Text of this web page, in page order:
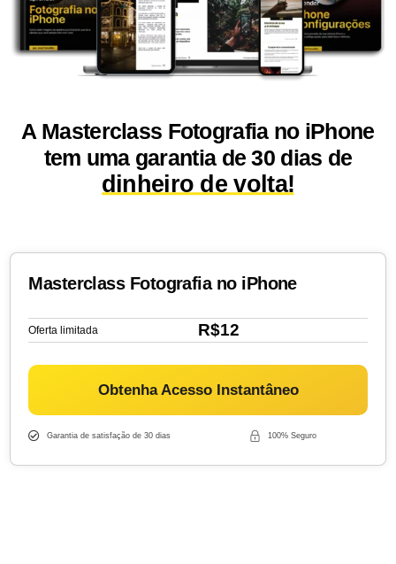
A Masterclass Fotografia no iPhone
tem uma garantia de 30 dias de
dinheiro de volta!
Masterclass Fotografia no iPhone
Oferta limitada R$12
Obtenha Acesso Instantâneo
Garantia de satisfação de 30 dias 100% Seguro